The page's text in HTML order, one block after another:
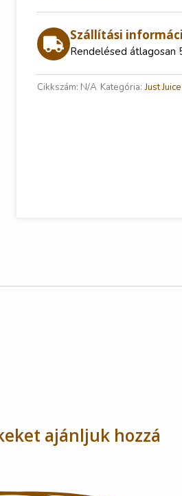
Szállítási
Rendelésed átlagosan
Cikkszám: N/A Kategória: Just
ajánljuk hozzá